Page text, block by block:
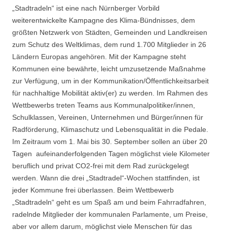
„Stadtradeln“ ist eine nach Nürnberger Vorbild
weiterentwickelte Kampagne des Klima-Bündnisses, dem
größten Netzwerk von Städten, Gemeinden und Landkreisen
zum Schutz des Weltklimas, dem rund 1.700 Mitglieder in 26
Ländern Europas angehören. Mit der Kampagne steht
Kommunen eine bewährte, leicht umzusetzende Maßnahme
zur Verfügung, um in der Kommunikation/Öffentlichkeitsarbeit
für nachhaltige Mobilität aktiv(er) zu werden. Im Rahmen des
Wettbewerbs treten Teams aus Kommunalpolitiker/innen,
Schulklassen, Vereinen, Unternehmen und Bürger/innen für
Radförderung, Klimaschutz und Lebensqualität in die Pedale.
Im Zeitraum vom 1. Mai bis 30. September sollen an über 20
Tagen aufeinanderfolgenden Tagen möglichst viele Kilometer
beruflich und privat CO2-frei mit dem Rad zurückgelegt
werden. Wann die drei „Stadtradel“-Wochen stattfinden, ist
jeder Kommune frei überlassen. Beim Wettbewerb
„Stadtradeln“ geht es um Spaß am und beim Fahrradfahren,
radelnde Mitglieder der kommunalen Parlamente, um Preise,
aber vor allem darum, möglichst viele Menschen für das